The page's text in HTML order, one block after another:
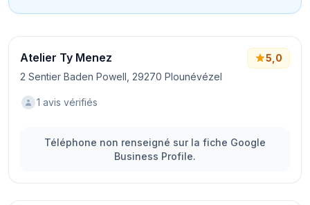
Atelier Ty Menez
2 Sentier Baden Powell, 29270 Plounévézel
5,0
1 avis vérifiés
Téléphone non renseigné sur la fiche Google
Business Profile.